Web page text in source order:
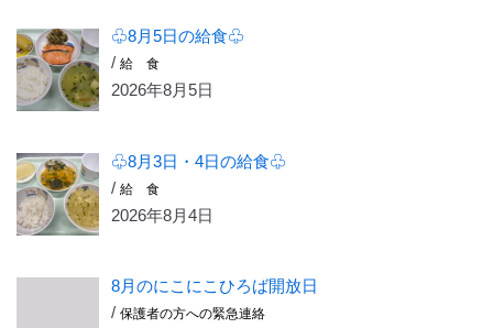
♧8月5日の給食♧
/給 食
2026年8月5日
♧8月3日・4日の給食♧
/給 食
2026年8月4日
8月のにこにこひろば開放日
/保護者の方への緊急連絡